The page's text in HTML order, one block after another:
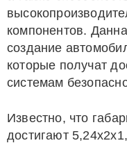
компонентов.
создание
которые получат
системам
Известно, что
достигают